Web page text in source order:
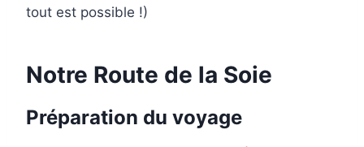
tout est possible !)
Notre Route de la Soie
Préparation du voyage